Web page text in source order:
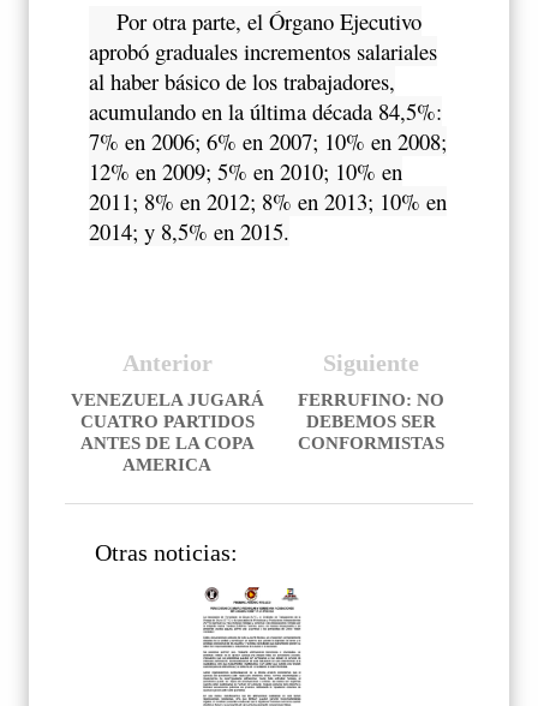
Por otra parte, el Órgano Ejecutivo
aprobó graduales incrementos salariales
al haber básico de los trabajadores,
acumulando en la última década 84,5%:
7% en 2006; 6% en 2007; 10% en 2008;
12% en 2009; 5% en 2010; 10% en
2011; 8% en 2012; 8% en 2013; 10% en
2014; y 8,5% en 2015.
Siguiente
FERRUFINO: NO
DEBEMOS SER
CONFORMISTAS
Anterior
VENEZUELA JUGARÁ
CUATRO PARTIDOS
ANTES DE LA COPA
AMERICA
Otras noticias: